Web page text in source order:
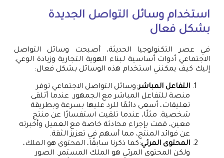
استخدام وسائل التواصل الجديدة
بشكل فعال
في عصر التكنولوجيا الحديثة، أصبحت وسائل التواصل
الاجتماعي أدوات أساسية لبناء الهوية التجارية وزيادة الوعي.
إليك كيف يمكنني استخدام هذه الوسائل بشكل فعال:
التفاعل المباشر:وسائل التواصل الاجتماعي توفر
منصة للتفاعل المباشر مع الجمهور. عندما أتلقى
تعليقات، أسعى دائمًا للرد عليها بسرعة وبطريقة
شخصية. مثلًا، عندما تلقيت استفسارًا عن منتج
معين، قمت بإجراء محادثة خاصة مع العميل وأخبرته
عن فوائد المنتج، مما أسهم في تعزيز الثقة.
المحتوى المرئي:كما ذكرنا سابقًا، المحتوى هو الملك،
ولكن المحتوى المرئي هو الملك المستمر. الصور